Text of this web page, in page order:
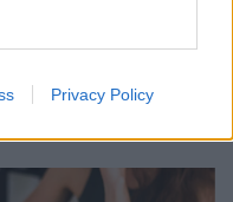
Privacy Policy
csökkenhet
áfája 5%-ra
még a 2022-es